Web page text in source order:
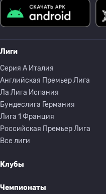
Лиги
Серия A Италия
Английская Премьер Лига
Ла Лига Испания
Бундеслига Германия
Лига 1 Франция
Российская Премьер Лига
Все лиги
Клубы
Чемпионаты